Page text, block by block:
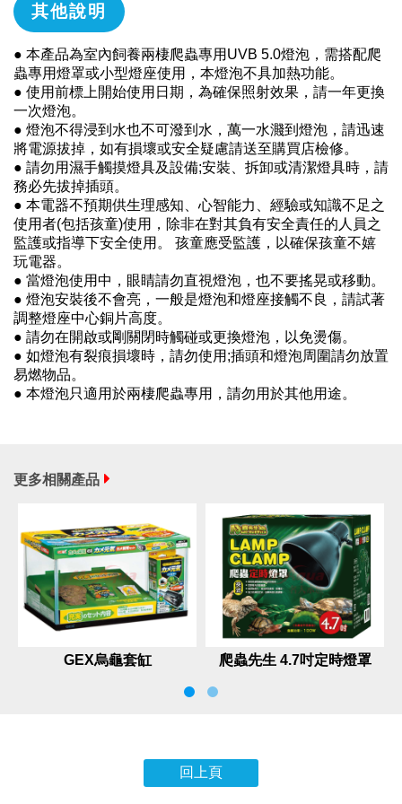
其他說明
● 本產品為室內飼養兩棲爬蟲專用UVB 5.0燈泡，需搭配爬
蟲專用燈罩或小型燈座使用，本燈泡不具加熱功能。
● 使用前標上開始使用日期，為確保照射效果，請一年更換
一次燈泡。
● 燈泡不得浸到水也不可潑到水，萬一水濺到燈泡，請迅速
將電源拔掉，如有損壞或安全疑慮請送至購買店檢修。
● 請勿用濕手觸摸燈具及設備;安裝、拆卸或清潔燈具時，請
務必先拔掉插頭。
● 本電器不預期供生理感知、心智能力、經驗或知識不足之
使用者(包括孩童)使用，除非在對其負有安全責任的人員之
監護或指導下安全使用。 孩童應受監護，以確保孩童不嬉
玩電器。
● 當燈泡使用中，眼睛請勿直視燈泡，也不要搖晃或移動。
● 燈泡安裝後不會亮，一般是燈泡和燈座接觸不良，請試著
調整燈座中心銅片高度。
● 請勿在開啟或剛關閉時觸碰或更換燈泡，以免燙傷。
● 如燈泡有裂痕損壞時，請勿使用;插頭和燈泡周圍請勿放置
易燃物品。
● 本燈泡只適用於兩棲爬蟲專用，請勿用於其他用途。
更多相關產品
GEX烏龜套缸
爬蟲先生 4.7吋定時燈罩
回上頁